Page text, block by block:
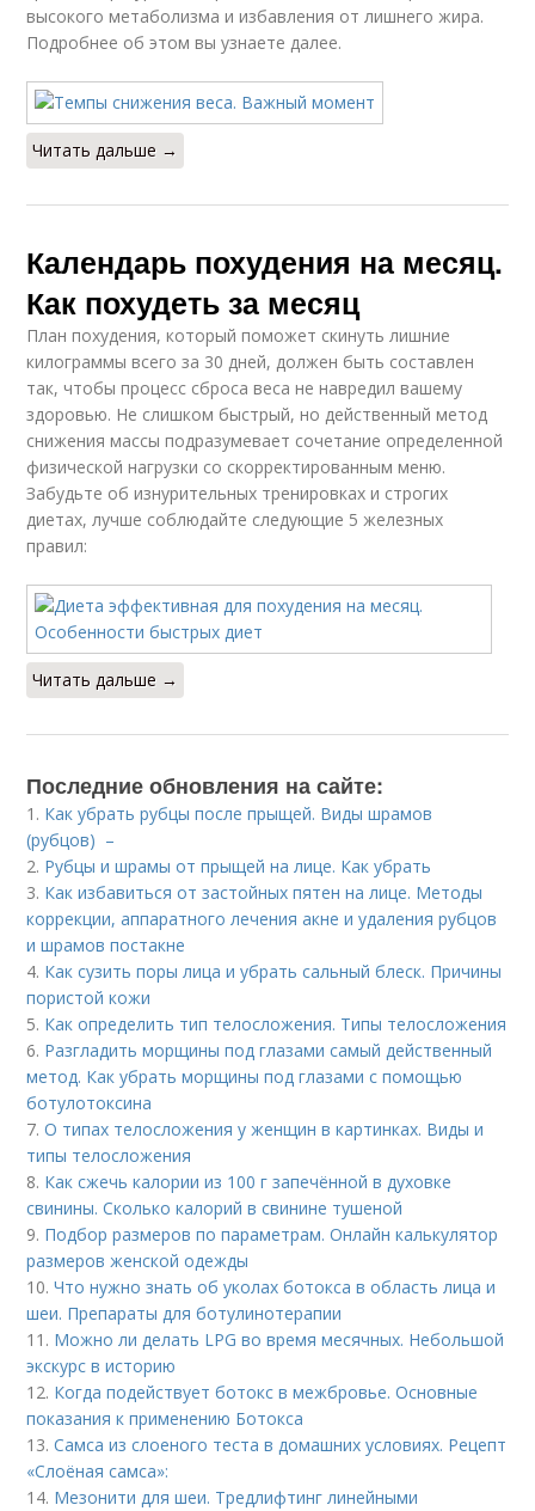
высокого метаболизма и избавления от лишнего жира.
Подробнее об этом вы узнаете далее.
Читать дальше →
Календарь похудения на месяц.
Как похудеть за месяц
План похудения, который поможет скинуть лишние
килограммы всего за 30 дней, должен быть составлен
так, чтобы процесс сброса веса не навредил вашему
здоровью. Не слишком быстрый, но действенный метод
снижения массы подразумевает сочетание определенной
физической нагрузки со скорректированным меню.
Забудьте об изнурительных тренировках и строгих
диетах, лучше соблюдайте следующие 5 железных
правил:
Читать дальше →
Последние обновления на сайте:
1. Как убрать рубцы после прыщей. Виды шрамов
(рубцов) –
2. Рубцы и шрамы от прыщей на лице. Как убрать
3. Как избавиться от застойных пятен на лице. Методы
коррекции, аппаратного лечения акне и удаления рубцов
и шрамов постакне
4. Как сузить поры лица и убрать сальный блеск. Причины
пористой кожи
5. Как определить тип телосложения. Типы телосложения
6. Разгладить морщины под глазами самый действенный
метод. Как убрать морщины под глазами с помощью
ботулотоксина
7.О типах телосложения у женщин в картинках. Виды и
типы телосложения
8. Как сжечь калории из 100 г запечённой в духовке
свинины. Сколько калорий в свинине тушеной
9. Подбор размеров по параметрам. Онлайн калькулятор
размеров женской одежды
10.Что нужно знать об уколах ботокса в область лица и
шеи. Препараты для ботулинотерапии
11. Можно ли делать LPG во время месячных. Небольшой
экскурс в историю
12. Когда подействует ботокс в межбровье. Основные
показания к применению Ботокса
13.Самса из слоеного теста в домашних условиях. Рецепт
«Слоёная самса»:
14. Мезонити для шеи. Тредлифтинг линейными